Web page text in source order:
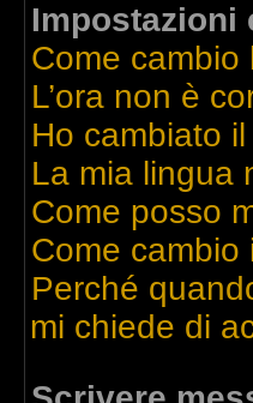
Impostazioni
Come cambio
L’ora non è
Ho cambiato
La mia lingua
Come posso
Come cambio
Perché
mi chiede di